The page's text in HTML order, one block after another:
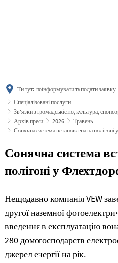
Ти тут: поінформувати та подати заявку
Спеціалізовані послуги
Зв'язки з громадськістю, культура,
Архів преси
2026
Травень
Сонячна система встановлена на полігоні
Сонячна система
полігоні у
Нещодавно компанія VEW
другої наземної
введення в експлуатацію
280 домогосподарств
джерел енергії на рік.